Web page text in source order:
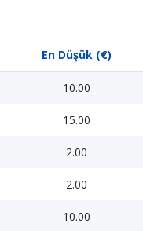
En Düşük (€)
10.00
15.00
2.00
2.00
10.00